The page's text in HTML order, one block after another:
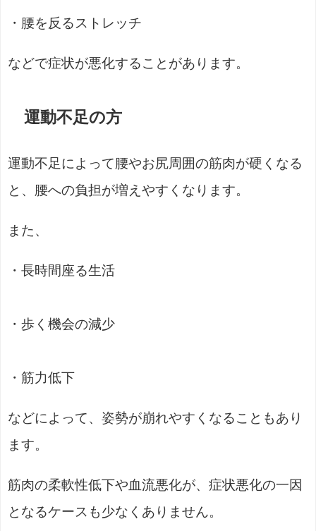
・腰を反るストレッチ
などで症状が悪化することがあります。
運動不足の方
運動不足によって腰やお尻周囲の筋肉が硬くなる
と、腰への負担が増えやすくなります。
また、
・長時間座る生活
・歩く機会の減少
・筋力低下
などによって、姿勢が崩れやすくなることもあり
ます。
筋肉の柔軟性低下や血流悪化が、症状悪化の一因
となるケースも少なくありません。